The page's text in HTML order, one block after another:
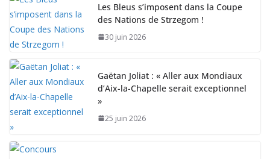
Les Bleus s’imposent dans la Coupe
des Nations de Strzegom !
30 juin 2026
Gaëtan Joliat : « Aller aux Mondiaux
d’Aix-la-Chapelle serait exceptionnel
»
25 juin 2026